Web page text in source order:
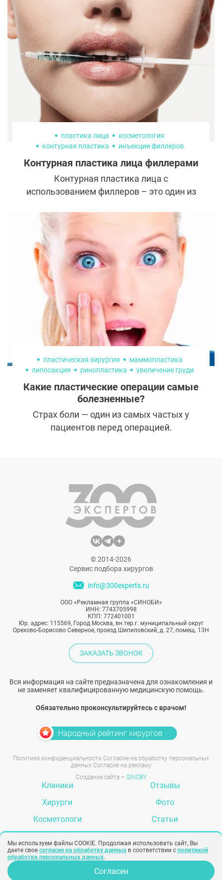
это нужно не в ущерб качеству.
Рассказываем о проверенных способах,
которые помогут не переплатить, но при
этом получить качественное медицинское
обслуживание.
пластика лица
косметология
контурная пластика
инъекции филлеров
Контурная пластика лица филлерами
Контурная пластика лица с
использованием филлеров – это один из
лица в косметологии. Эта малоинвазивная
процедура позволяет не только скрыть
возрастные изменения, но и улучшить
форму и пропорции лица.
пластическая хирургия
маммопластика
липосакция
ринопластика увеличение груди
Какие пластические операции самые
болезненные?
Страх боли — один из самых частых у
пациентов перед операцией.
боли может очень сильно отличаться в
зависимости от вида пластики.
Рассказываем о самых болезненных видах
пластических операций.
© 2014-2026
Сервис подбора хирургов
info@300experts.ru
ООО «Рекламная группа «СИНОБИ»
ИНН: 7743705998
КПП: 772401001
Юр. адрес: 115569, Город Москва, вн.тер.г. муниципальный округ
Орехово-Борисово Северное, проезд Шипиловский, д. 27, помещ. 13Н
ЗАКАЗАТЬ ЗВОНОК
Вся информация на сайте предназначена для ознакомления и
не заменяет квалифицированную медицинскую помощь.
Обязательно проконсультируйтесь с врачом!
Народный рейтинг хирургов
Политика конфиденциальности Согласие на обработку персональных
данных Согласие на рекламу
Создание сайта – SINOBY
Клиники
Хирурги
Косметологи
Отзывы
Фото
Статьи
Мы используем файлы COOKIE. Продолжая использовать сайт, Вы
даете свое согласие на обработку данных в соответствии с политикой
обработки персональных данных.
Согласен